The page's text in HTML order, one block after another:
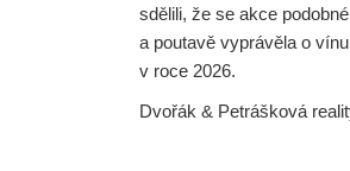
sdělili, že se akce
a poutavě vyprávěla o
v roce 2026.
Dvořák & Petrášková